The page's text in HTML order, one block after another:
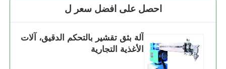
احصل على افضل سعر ل
آلة بثق تقشير بالتحكم الدقيق، آلات
الأغذية التجارية